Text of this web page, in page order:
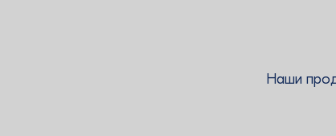
Наши